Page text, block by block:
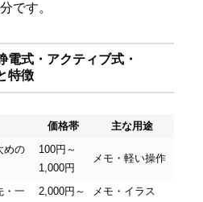
です。
電式・アクティブ式・
特徴
価格帯 主な用途
めの
100円～
1,000円
メモ・軽い操作
・一
2,000円～
メモ・イラス